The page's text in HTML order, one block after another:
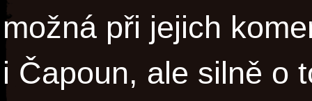
možná při jejich
i Čapoun, ale silně o